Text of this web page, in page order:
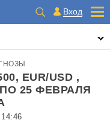
Вход
EUR/USD ,
ПО 25 ФЕВРАЛЯ